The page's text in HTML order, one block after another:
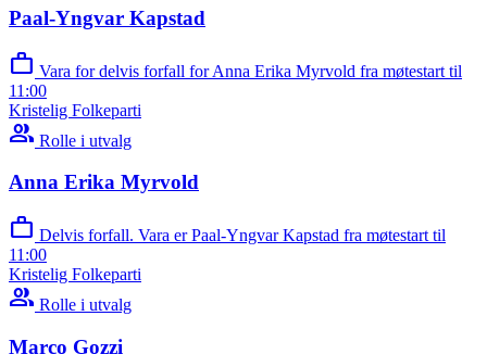
Paal-Yngvar Kapstad
work Vara for delvis forfall for Anna Erika Myrvold fra møtestart til
11:00
Kristelig Folkeparti
group Rolle i utvalg
Anna Erika Myrvold
work Delvis forfall. Vara er Paal-Yngvar Kapstad fra møtestart til
11:00
Kristelig Folkeparti
group Rolle i utvalg
Marco Gozzi